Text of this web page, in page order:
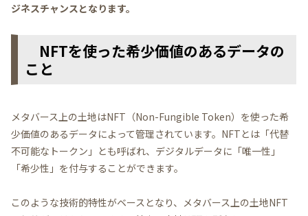
ジネスチャンスとなります。
NFTを使った希少価値のあるデータの
こと
メタバース上の土地はNFT（Non-Fungible Token）を使った希
少価値のあるデータによって管理されています。NFTとは「代替
不可能なトークン」とも呼ばれ、デジタルデータに「唯一性」
「希少性」を付与することができます。
このような技術的特性がベースとなり、メタバース上の土地NFT